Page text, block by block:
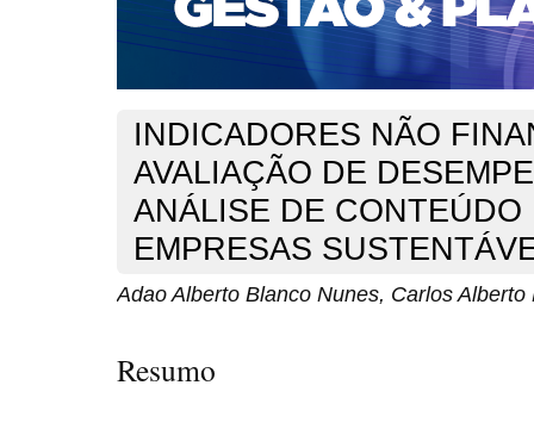
Capa v. 19, jan./dez. 2018> Blanco Nunes
INDICADORES NÃO
AVALIAÇÃO DE
ANÁLISE DE CONTEÚDO
EMPRESAS
Adao Alberto Blanco Nunes, Carlos
Resumo